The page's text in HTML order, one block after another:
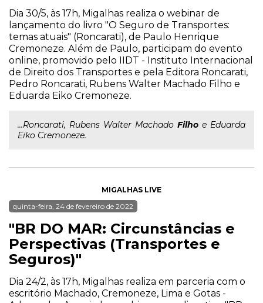
Dia 30/5, às 17h, Migalhas realiza o webinar de
lançamento do livro "O Seguro de Transportes:
temas atuais" (Roncarati), de Paulo Henrique
Cremoneze. Além de Paulo, participam do evento
online, promovido pelo IIDT - Instituto Internacional
de Direito dos Transportes e pela Editora Roncarati,
Pedro Roncarati, Rubens Walter Machado Filho e
Eduarda Eiko Cremoneze.
...Roncarati, Rubens Walter Machado Filho e Eduarda
Eiko Cremoneze.
MIGALHAS LIVE
quinta-feira, 24 de fevereiro de 2022
"BR DO MAR: Circunstâncias e
Perspectivas (Transportes e
Seguros)"
Dia 24/2, às 17h, Migalhas realiza em parceria com o
escritório Machado, Cremoneze, Lima e Gotas -